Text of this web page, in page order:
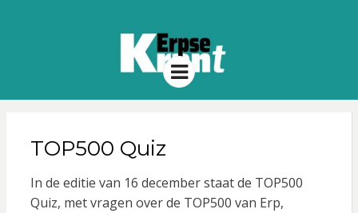
Menu
TOP500 Quiz
In de editie van 16 december staat de TOP500
Quiz, met vragen over de TOP500 van Erp,